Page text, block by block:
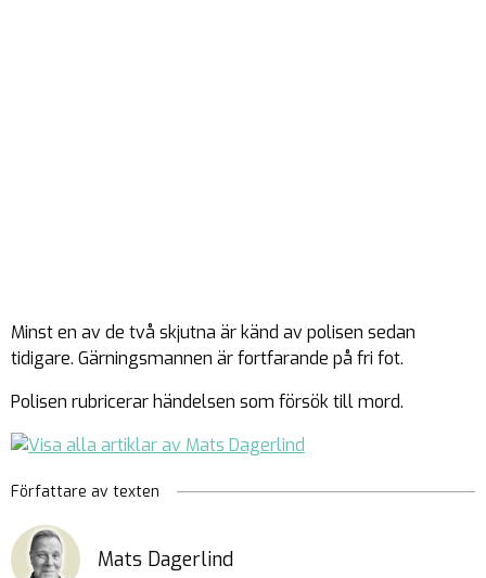
Minst en av de två skjutna är känd av polisen sedan
tidigare. Gärningsmannen är fortfarande på fri fot.
Polisen rubricerar händelsen som försök till mord.
Författare av texten
Mats Dagerlind